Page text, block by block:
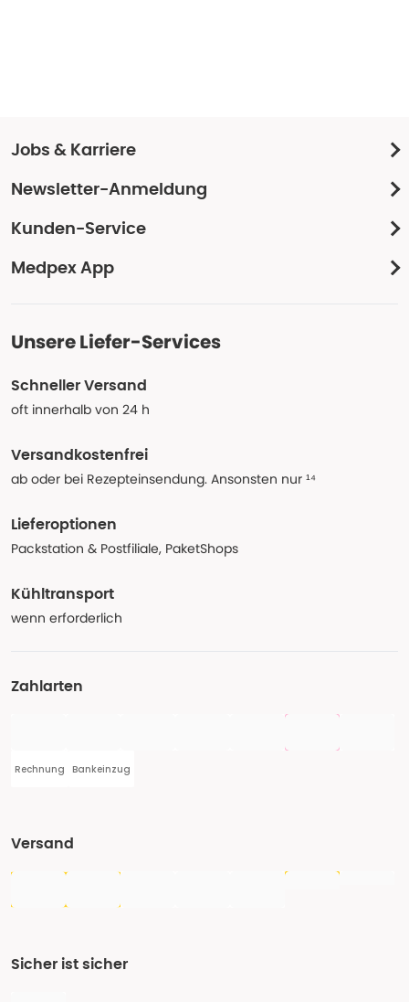
Jobs & Karriere
Newsletter-Anmeldung
Kunden-Service
Medpex App
Unsere Liefer-Services
Schneller Versand
oft innerhalb von 24 h
Versandkostenfrei
ab oder bei Rezepteinsendung. Ansonsten nur ¹⁴
Lieferoptionen
Packstation & Postfiliale, PaketShops
Kühltransport
wenn erforderlich
Zahlarten
Rechnung Bankeinzug
Versand
Sicher ist sicher